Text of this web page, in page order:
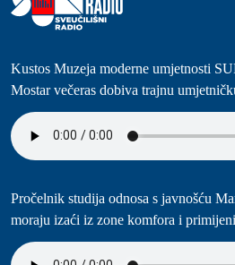
Kustos Muzeja moderne umjetnosti
Mostar večeras dobiva trajnu
Pročelnik studija odnosa s javnošću
moraju izaći iz zone komfora i